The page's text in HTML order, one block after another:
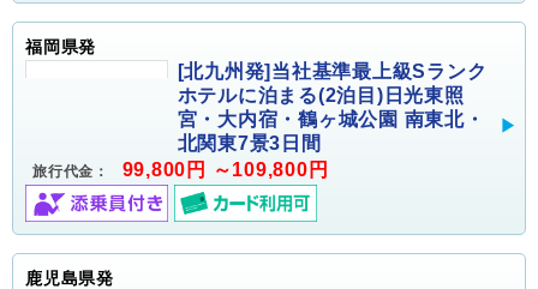
福岡県発
[北九州発]当社基準最上級Sランク
ホテルに泊まる(2泊目)日光東照
宮・大内宿・鶴ヶ城公園 南東北・
北関東7景3日間
旅行代金： 99,800円 ～109,800円
鹿児島県発